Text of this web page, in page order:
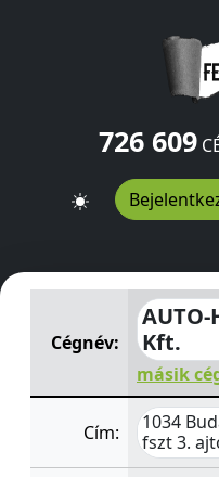
726 609
AUTO-HOF
Cégnév:
Kft.
másik
Cím:
1034
fszt 3.